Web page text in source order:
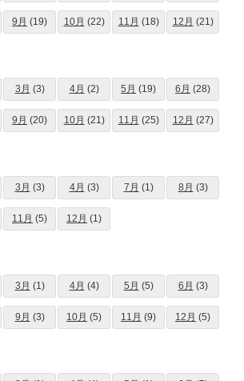
9月 (19) 10月 (22) 11月 (18) 12月 (21)
3月 (3) 4月 (2) 5月 (19) 6月 (28)
9月 (20) 10月 (21) 11月 (25) 12月 (27)
3月 (3) 4月 (3) 7月 (1) 8月 (3)
11月 (5) 12月 (1)
3月 (1) 4月 (4) 5月 (5) 6月 (3)
9月 (3) 10月 (5) 11月 (9) 12月 (5)